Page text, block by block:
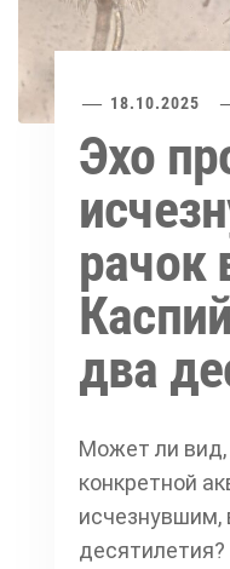
18.10.2025
Эхо
рачок
два
Может ли
конкретной
исчезнувшим,